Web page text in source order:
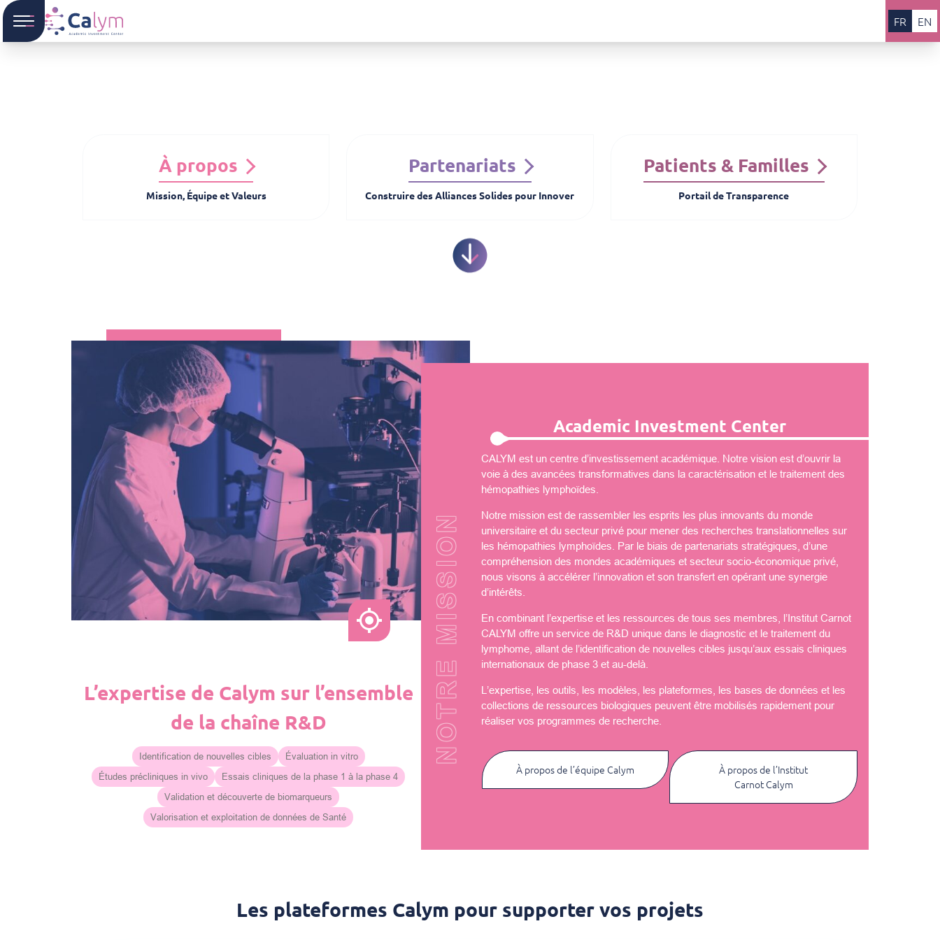
FR EN
À propos
Mission, Équipe et Valeurs
Partenariats
Construire des Alliances Solides pour Innover
Patients & Familles
Portail de Transparence
L’expertise de Calym sur l’ensemble
de la chaîne R&D
Identification de nouvelles cibles
Évaluation in vitro
Études précliniques in vivo
Essais cliniques de la phase 1 à la phase 4
Validation et découverte de biomarqueurs
Valorisation et exploitation de données de Santé
NOTRE MISSION
Academic Investment Center
CALYM est un centre d’investissement académique. Notre vision est d’ouvrir la
voie à des avancées transformatives dans la caractérisation et le traitement des
hémopathies lymphoïdes.
Notre mission est de rassembler les esprits les plus innovants du monde
universitaire et du secteur privé pour mener des recherches translationnelles sur
les hémopathies lymphoïdes. Par le biais de partenariats stratégiques, d’une
compréhension des mondes académiques et secteur socio-économique privé,
nous visons à accélérer l’innovation et son transfert en opérant une synergie
d’intérêts.
En combinant l’expertise et les ressources de tous ses membres, l’Institut Carnot
CALYM offre un service de R&D unique dans le diagnostic et le traitement du
lymphome, allant de l’identification de nouvelles cibles jusqu’aux essais cliniques
internationaux de phase 3 et au-delà.
L’expertise, les outils, les modèles, les plateformes, les bases de données et les
collections de ressources biologiques peuvent être mobilisés rapidement pour
réaliser vos programmes de recherche.
À propos de l’équipe Calym
À propos de l’Institut
Carnot Calym
Les plateformes Calym pour supporter vos projets